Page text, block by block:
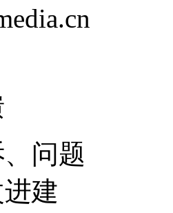
问题
建